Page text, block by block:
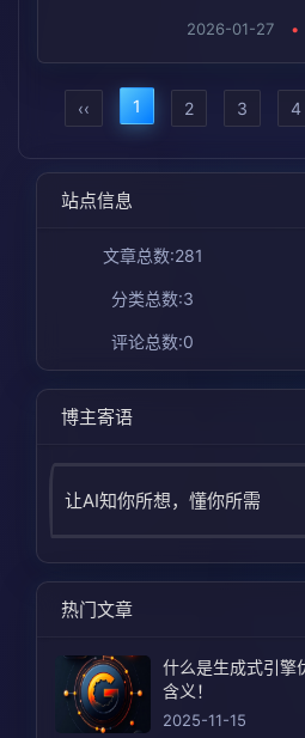
2026-01-27 •
‹‹ 1 2 3 4
站点信息
文章总数:281
分类总数:3
评论总数:0
博主寄语
让AI知你所想，懂你所需
热门文章
什么是生成式引擎
含义！
2025-11-15